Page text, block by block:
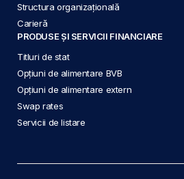
Structura organizațională
Carieră
PRODUSE ȘI SERVICII FINANCIARE
Titluri de stat
Opțiuni de alimentare BVB
Opțiuni de alimentare extern
Swap rates
Servicii de listare